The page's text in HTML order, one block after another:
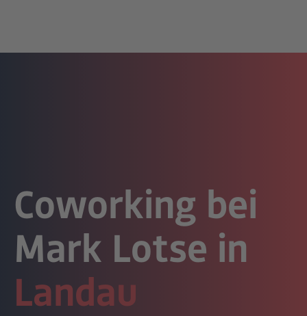
Coworking bei
Mark Lotse in
Landau